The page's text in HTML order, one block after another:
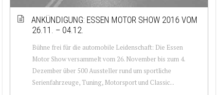
ANKÜNDIGUNG: ESSEN MOTOR SHOW 2016 VOM
26.11. – 04.12.
Bühne frei für die automobile Leidenschaft: Die Essen
Motor Show versammelt vom 26. November bis zum 4.
Dezember über 500 Aussteller rund um sportliche
Serienfahrzeuge, Tuning, Motorsport und Classic...